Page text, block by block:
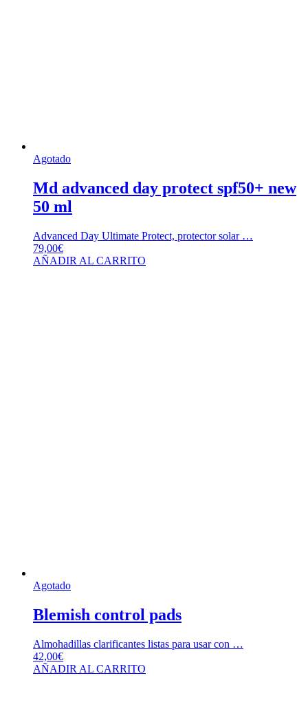
Agotado
Md advanced day protect spf50+ new
50 ml
Advanced Day Ultimate Protect, protector solar …
79,00€
AÑADIR AL CARRITO
Agotado
Blemish control pads
Almohadillas clarificantes listas para usar con …
42,00€
AÑADIR AL CARRITO